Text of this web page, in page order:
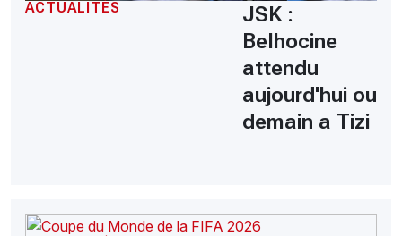
ACTUALITÉS
JSK :
Belhocine
attendu
aujourd'hui ou
demain a Tizi